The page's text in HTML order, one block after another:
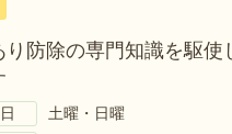
り防除の専門知識を駆
土曜・日曜